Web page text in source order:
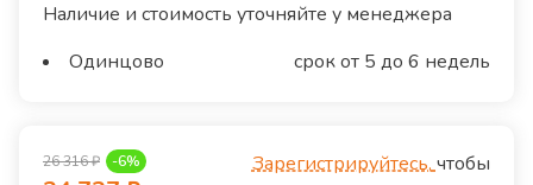
Наличие и стоимость уточняйте у менеджера
Одинцово
срок от 5 до 6 недель
26 316₽ -6% Зарегистрируйтесь,чтобы